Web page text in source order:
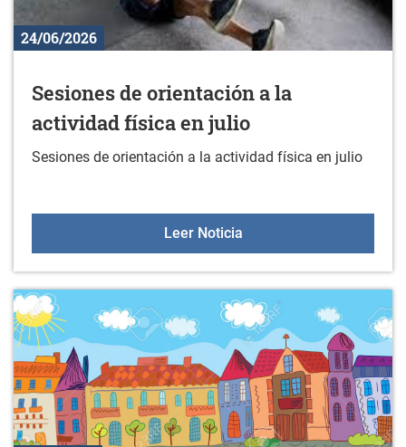
24/06/2026
Sesiones de orientación a la
actividad física en julio
Sesiones de orientación a la actividad física en julio
Leer NoticiaSesiones de orientación